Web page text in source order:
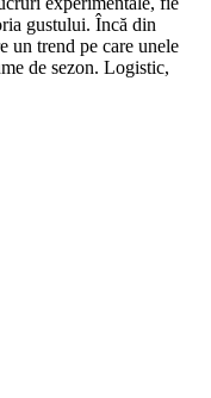
gustului. Încă din
un trend pe care unele
de sezon. Logistic,